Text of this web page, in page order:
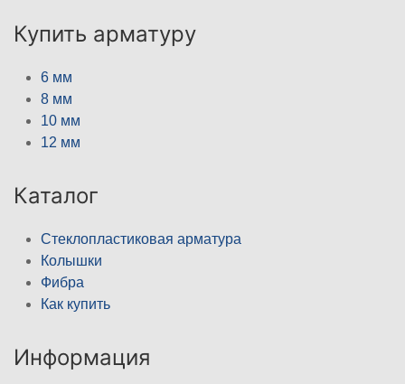
Купить арматуру
6 мм
8 мм
10 мм
12 мм
Каталог
Стеклопластиковая арматура
Колышки
Фибра
Как купить
Информация